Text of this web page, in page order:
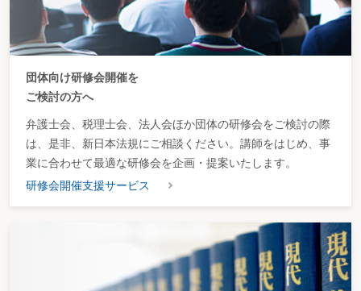
団体向け研修会開催を
ご検討の方へ
弁護士会、税理士会、法人会ほか団体の研修会をご検討の際
は、是非、新日本法規にご相談ください。講師をはじめ、事
業に合わせて最適な研修会を企画・提案いたします。
研修会開催支援サービス